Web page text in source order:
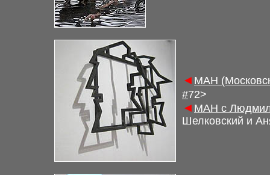
◄ МАН
#72>
◄ МАН с
Шелковский и